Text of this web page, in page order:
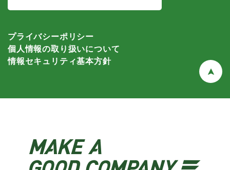
プライバシーポリシー
個人情報の取り扱いについて
情報セキュリティ基本方針